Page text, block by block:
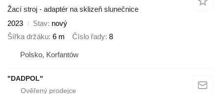
Žací stroj - adaptér na sklizeň slunečnice
2023
Stav nový
Šířka držáku 6 m Číslo řady 8
Polsko, Korfantów
"DADPOL"